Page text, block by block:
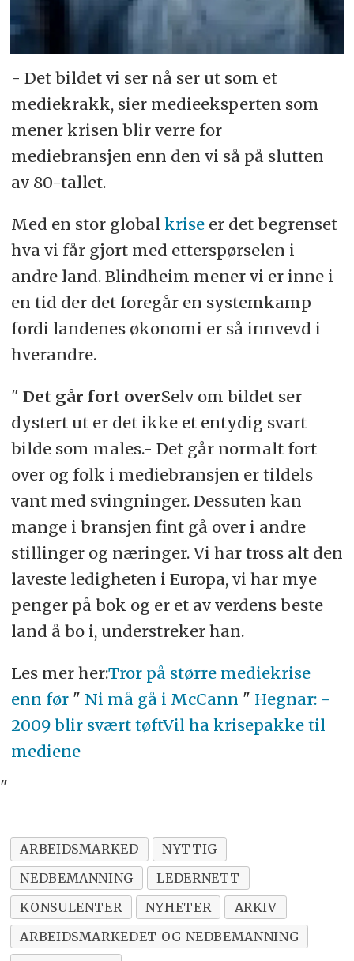
- Det bildet vi ser nå ser ut som et
mediekrakk, sier medieeksperten som
mener krisen blir verre for
mediebransjen enn den vi så på slutten
av 80-tallet.
Med en stor global krise er det begrenset
hva vi får gjort med etterspørselen i
andre land. Blindheim mener vi er inne i
en tid der det foregår en systemkamp
fordi landenes økonomi er så innvevd i
hverandre.
" Det går fort overSelv om bildet ser
dystert ut er det ikke et entydig svart
bilde som males.- Det går normalt fort
over og folk i mediebransjen er tildels
vant med svingninger. Dessuten kan
mange i bransjen fint gå over i andre
stillinger og næringer. Vi har tross alt den
laveste ledigheten i Europa, vi har mye
penger på bok og er et av verdens beste
land å bo i, understreker han.
Les mer her:Tror på større mediekrise
enn før" Ni må gå i McCann " Hegnar: -
2009 blir svært tøftVil ha krisepakke til
mediene
"
ARBEIDSMARKED
NYTTIG
NEDBEMANNING
LEDERNETT
KONSULENTER
NYHETER
ARKIV
ARBEIDSMARKEDET OG NEDBEMANNING